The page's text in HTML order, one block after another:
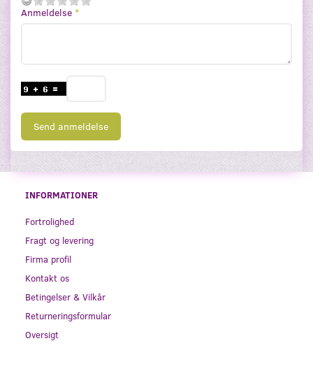
Anmeldelse
Send anmeldelse
INFORMATIONER
Fortrolighed
Fragt og levering
Firma profil
Kontakt os
Betingelser & Vilkår
Returneringsformular
Oversigt